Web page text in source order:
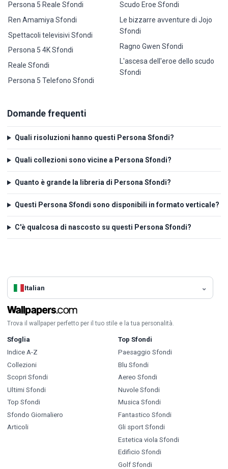
Persona 5 Reale Sfondi
Ren Amamiya Sfondi
Spettacoli televisivi Sfondi
Persona 5 4K Sfondi
Reale Sfondi
Persona 5 Telefono Sfondi
Scudo Eroe Sfondi
Le bizzarre avventure di Jojo
Sfondi
Ragno Gwen Sfondi
L'ascesa dell'eroe dello scudo
Sfondi
Domande frequenti
Quali risoluzioni hanno questi Persona Sfondi?
Quali collezioni sono vicine a Persona Sfondi?
Quanto è grande la libreria di Persona Sfondi?
Questi Persona Sfondi sono disponibili in formato verticale?
C'è qualcosa di nascosto su questi Persona Sfondi?
Italian
Trova il wallpaper perfetto per il tuo stile e la tua personalità.
Sfoglia
Indice A-Z
Collezioni
Scopri Sfondi
Ultimi Sfondi
Top Sfondi
Sfondo Giornaliero
Articoli
Top Sfondi
Paesaggio Sfondi
Blu Sfondi
Aereo Sfondi
Nuvole Sfondi
Musica Sfondi
Fantastico Sfondi
Gli sport Sfondi
Estetica viola Sfondi
Edificio Sfondi
Golf Sfondi